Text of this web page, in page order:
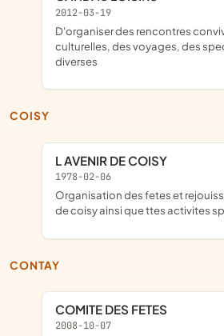
2012-03-19
d'organiser des rencontres conviviales, des sorties
culturelles, des voyages, des
diverses
COISY
L AVENIR DE COISY
1978-02-06
organisation des fetes et rejouissances ds la commune
de coisy ainsi que ttes activites
CONTAY
COMITE DES FETES
2008-10-07